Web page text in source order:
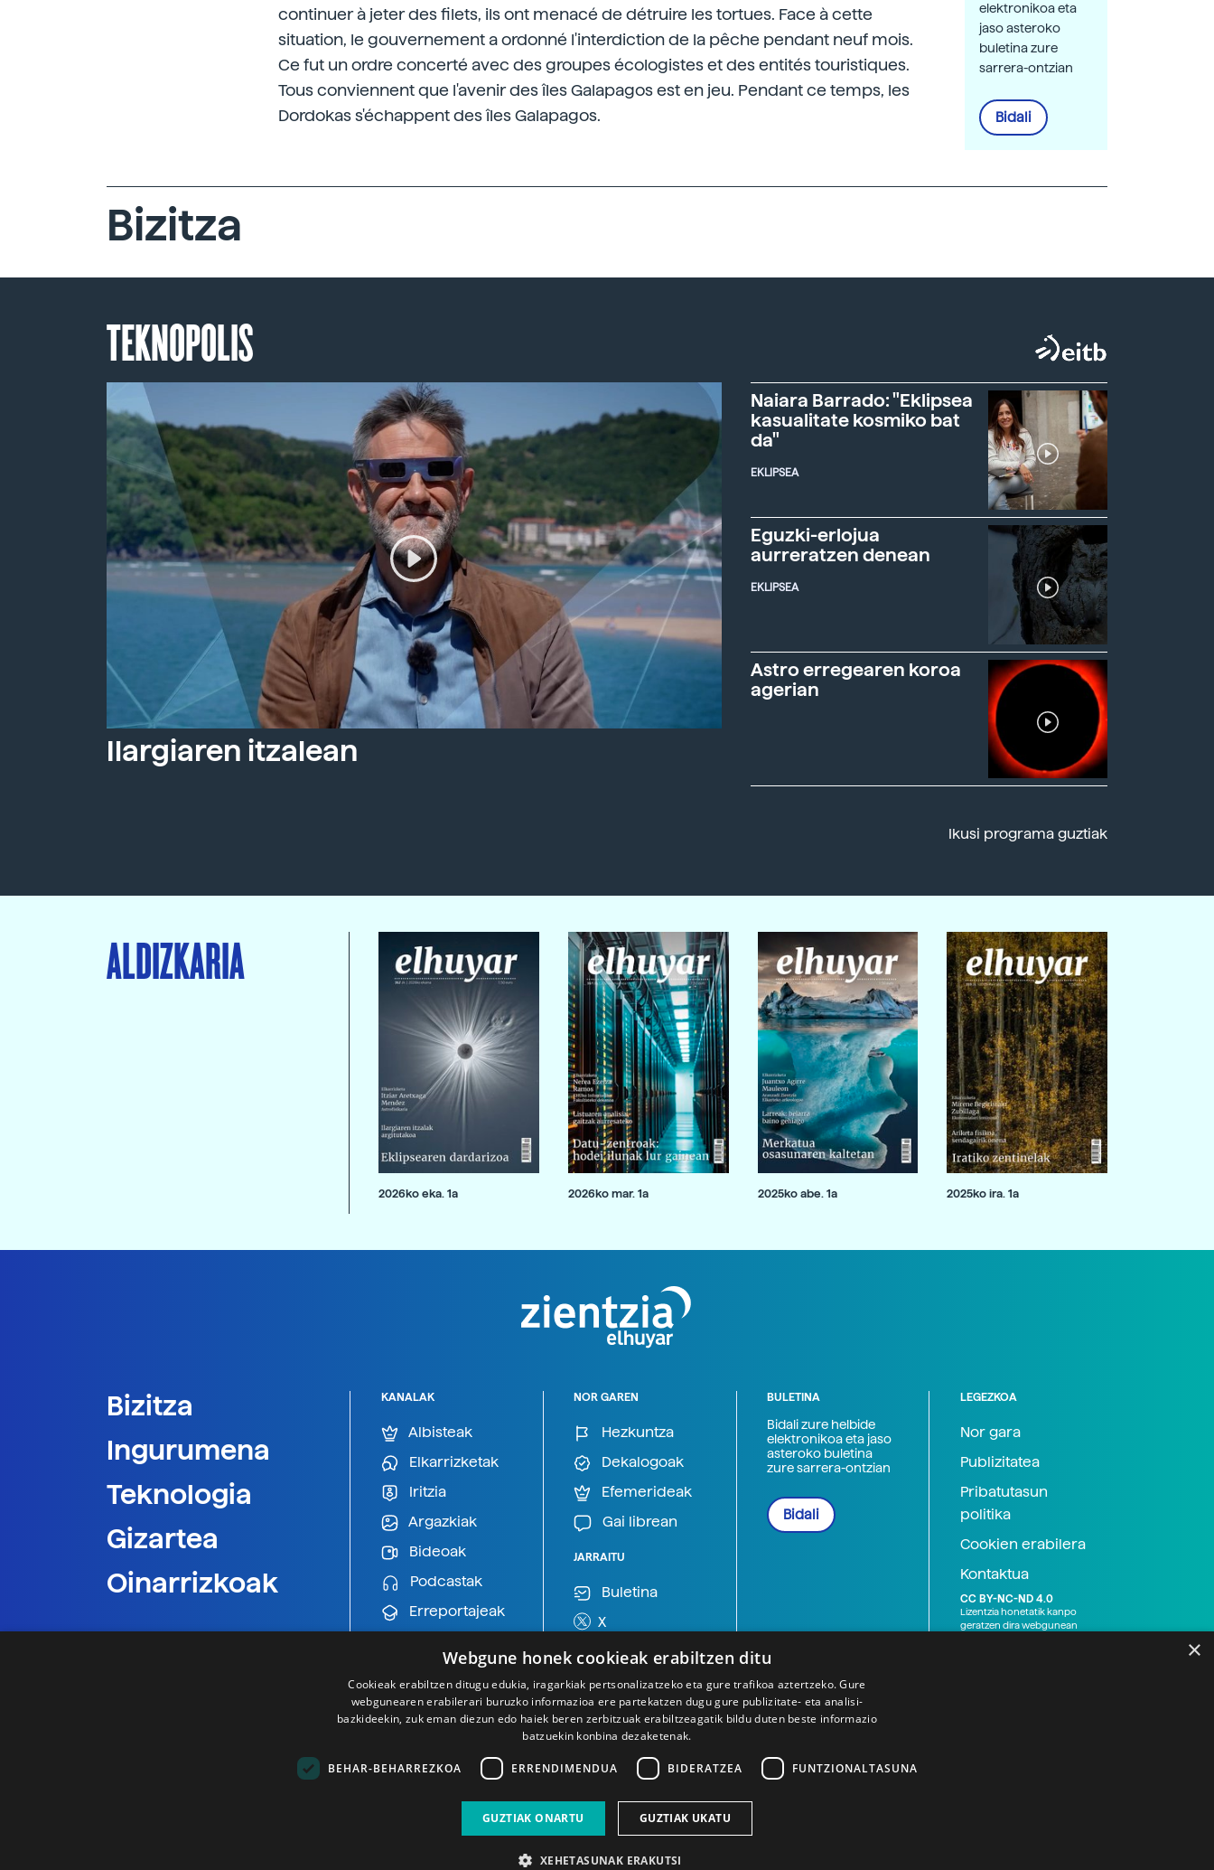
continuer à jeter des filets, ils ont menacé de détruire les tortues. Face à cette
situation, le gouvernement a ordonné l'interdiction de la pêche pendant neuf mois.
Ce fut un ordre concerté avec des groupes écologistes et des entités touristiques.
Tous conviennent que l'avenir des îles Galapagos est en jeu. Pendant ce temps, les
Dordokas s'échappent des îles Galapagos.
elektronikoa eta
jaso asteroko
buletina zure
sarrera-ontzian
Bidali
Bizitza
TEKNOPOLIS
Ilargiaren itzalean
Naiara Barrado: "Eklipsea
kasualitate kosmiko bat
da"
EKLIPSEA
Eguzki-erlojua
aurreratzen denean
EKLIPSEA
Astro erregearen koroa
agerian
Ikusi programa guztiak
ALDIZKARIA
2026ko eka. 1a 2026ko mar. 1a 2025ko abe. 1a 2025ko ira. 1a
Bizitza
Ingurumena
Teknologia
Gizartea
Oinarrizkoak
KANALAK
Albisteak
Elkarrizketak
Iritzia
Argazkiak
Bideoak
Podcastak
Erreportajeak
NOR GAREN
Hezkuntza
Dekalogoak
Efemerideak
Gai librean
JARRAITU
Buletina
X
BlueSky
Mastodon
Telegram
BULETINA
Bidali zure helbide
elektronikoa eta jaso
asteroko buletina
zure sarrera-ontzian
Bidali
LEGEZKOA
Nor gara
Publizitatea
Pribatutasun
politika
Cookien erabilera
Kontaktua
CC BY-NC-ND 4.0
Lizentzia honetatik kanpo
geratzen dira webgunean
×
Webgune honek cookieak erabiltzen ditu
Cookieak erabiltzen ditugu edukia, iragarkiak pertsonalizatzeko eta gure trafikoa aztertzeko. Gure
webgunearen erabilerari buruzko informazioa ere partekatzen dugu gure publizitate- eta analisi-
bazkideekin, zuk eman diezun edo haiek beren zerbitzuak erabiltzeagatik bildu duten beste informazio
batzuekin konbina dezaketenak.
BEHAR-BEHARREZKOA ERRENDIMENDUA BIDERATZEA FUNTZIONALTASUNA
GUZTIAK ONARTU GUZTIAK UKATU
XEHETASUNAK ERAKUTSI